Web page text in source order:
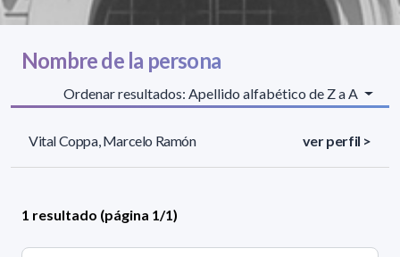
Nombre de la persona
Ordenar resultados: Apellido alfabético de Z a A
Vital Coppa, Marcelo Ramón ver perfil >
1 resultado (página 1/1)